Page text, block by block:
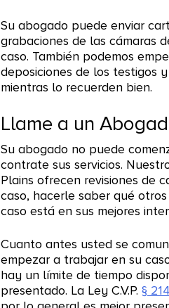
Su abogado puede enviar
grabaciones de las cámaras
caso. También podemos
deposiciones de los testigos
mientras lo recuerden bien.
Llame a un
Su abogado no puede
contrate sus servicios.
Plains ofrecen revisiones de
caso, hacerle saber qué
caso está en sus mejores
Cuanto antes usted se
empezar a trabajar en su
hay un límite de tiempo
presentado. La Ley C.V.P. § 214